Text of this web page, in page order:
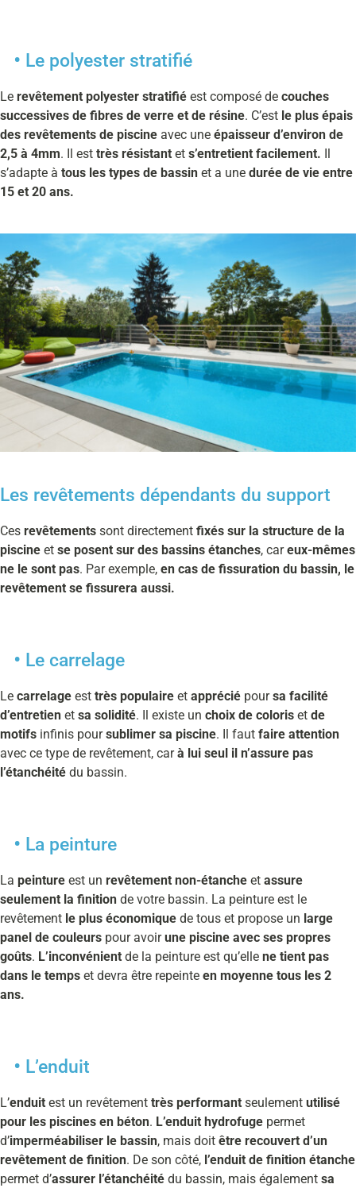
Le polyester stratifié
Le revêtement polyester stratifié est composé de couches
successives de fibres de verre et de résine. C’est le plus épais
des revêtements de piscine avec une épaisseur d’environ de
2,5 à 4mm. Il est très résistant et s’entretient facilement. Il
s’adapte à tous les types de bassin et a une durée de vie entre
15 et 20 ans.
Les revêtements dépendants du support
Ces revêtements sont directement fixés sur la structure de la
piscine et se posent sur des bassins étanches, careux-mêmes
ne le sont pas. Par exemple, en cas de fissuration du bassin, le
revêtement se fissurera aussi.
Le carrelage
Le carrelage est très populaire et apprécié poursa facilité
d’entretien et sa solidité. Il existe un choix de coloris et de
motifs infinis poursublimer sa piscine. Il faut faire attention
avec ce type de revêtement, carà lui seul il n’assure pas
l’étanchéité du bassin.
La peinture
La peinture est un revêtement non-étanche et assure
seulement la finition de votre bassin. La peinture est le
revêtement le plus économique de tous et propose un large
panel de couleurs pour avoirune piscine avec ses propres
goûts. L’inconvénient de la peinture est qu’elle ne tient pas
dans le temps et devra être repeinte en moyenne tous les 2
ans.
L’enduit
L’enduit est un revêtement très performant seulement utilisé
pour les piscines en béton. L’enduit hydrofuge permet
d’imperméabiliser le bassin, mais doit être recouvert d’un
revêtement de finition. De son côté, l’enduit de finition étanche
permet d’assurer l’étanchéité du bassin, mais également sa